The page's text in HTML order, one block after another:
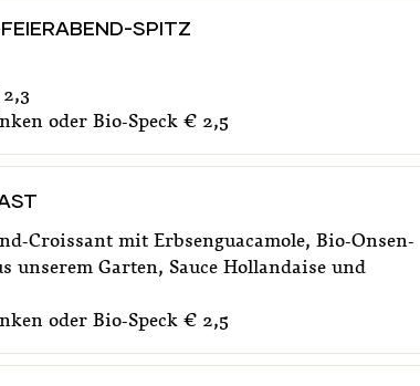
SPITZ
oder Bio-Speck € 2,5
Croissant mit Erbsenguacamole, Bio-Onsen-
unserem Garten, Sauce Hollandaise und
oder Bio-Speck € 2,5